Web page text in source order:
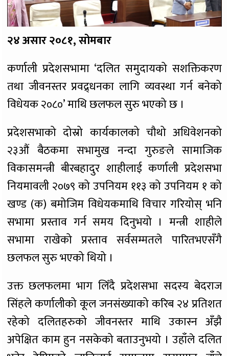
२४ असार २०८१, सोमबार
कर्णाली प्रदेशसभामा ‘दलित समुदायको सशक्तिकरण
तथा जीवनस्तर प्रवद्र्धनका लागि व्यवस्था गर्न बनेको
विधेयक २०८०’ माथि छलफल सुरु भएको छ ।
प्रदेशसभाको दोस्रो कार्यकालको चौथो अधिवेशनको
२३औं बैठकमा सभामुख नन्दा गुरुङले सामाजिक
विकासमन्त्री बीरबहादुर शाहीलाई कर्णाली प्रदेशसभा
नियमावली २०७९ को उपनियम ११३ को उपनियम १ को
खण्ड (क) बमोजिम विधेयकमाथि विचार गरियोस् भनि
सभामा प्रस्ताव गर्न समय दिनुभयो । मन्त्री शाहीले
सभामा राखेको प्रस्ताव सर्वसम्मतले पारितभएसँगै
छलफल सुरु भएको थियो ।
उक्त छलफलमा भाग लिँदै प्रदेशसभा सदस्य बेदराज
सिंहले कर्णालीको कूल जनसंख्याको करिब २४ प्रतिशत
रहेको दलितहरुको जीवनस्तर माथि उकास्न अँझै
अपेक्षित काम हुन नसकेको बताउनुभयो । उहाँले दलित